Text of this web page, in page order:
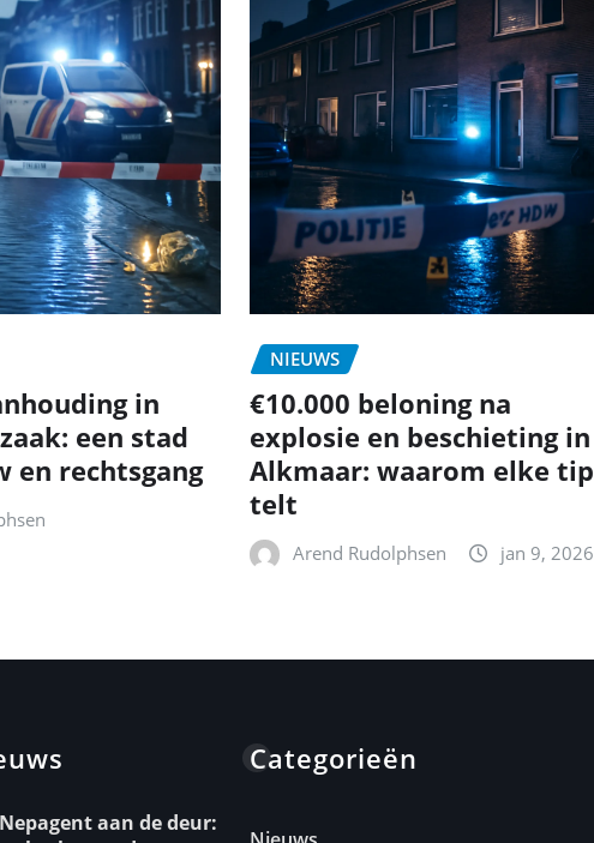
in
een stad
en rechtsgang
NIEUWS
€10.000 beloning na
explosie en beschieting in
Alkmaar: waarom elke tip
telt
Arend Rudolphsen jan 9, 2026
Nepagent aan de deur:
Categorieën